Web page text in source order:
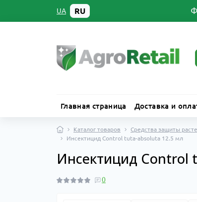
UA RU
Главная страница Доставка и
Каталог товаров Средства защиты
Инсектицид Control tuta-absoluta 12.5 мл
Инсектицид Control
0